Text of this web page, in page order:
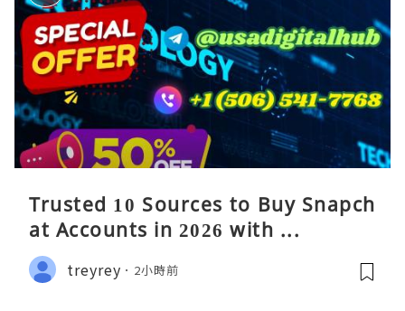
Trusted 10 Sources to Buy Snapch
at Accounts in 2026 with ...
treyrey 2小時前